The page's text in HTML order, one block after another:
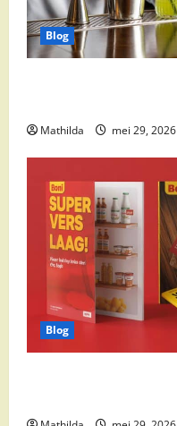
Blog
Mathilda mei 29, 2026
Blog